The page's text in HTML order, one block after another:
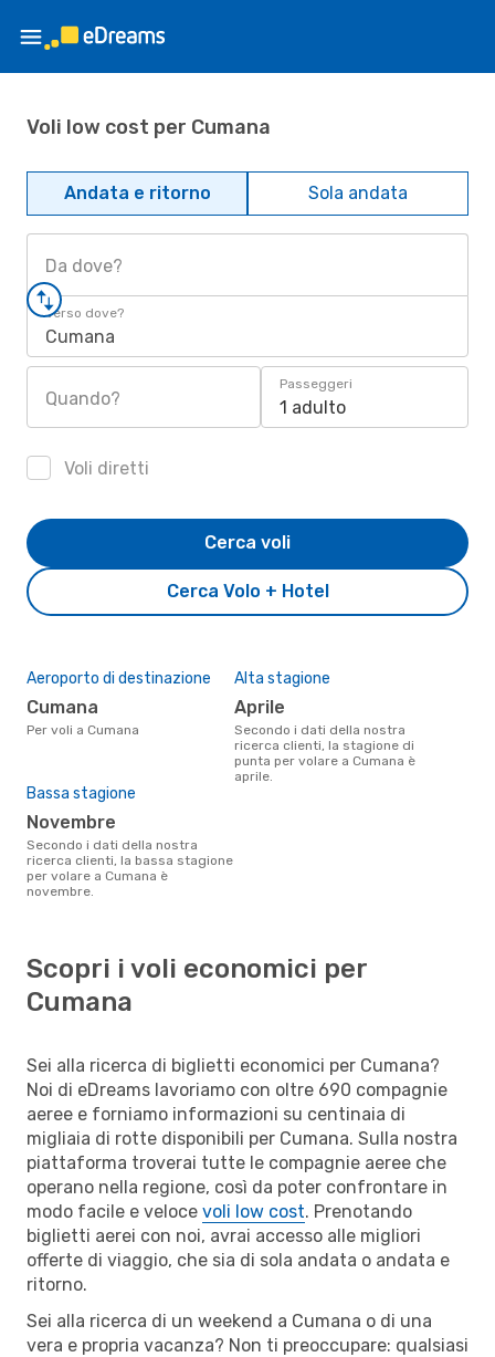
Voli low cost per Cumana
Andata e ritorno Sola andata
Da dove?
Verso dove?
Cumana
Quando?
Passeggeri
1 adulto
Voli diretti
Cerca Volo + Hotel
Cerca voli
Aeroporto di destinazione
Cumana
Per voli a Cumana
Alta stagione
aprile
Secondo i dati della nostra
ricerca clienti, la stagione di
punta per volare a Cumana è
aprile.
Bassa stagione
novembre
Secondo i dati della nostra
ricerca clienti, la bassa stagione
per volare a Cumana è
novembre.
Scopri i voli economici per
Cumana
Sei alla ricerca di biglietti economici per Cumana?
Noi di eDreams lavoriamo con oltre 690 compagnie
aeree e forniamo informazioni su centinaia di
migliaia di rotte disponibili per Cumana. Sulla nostra
piattaforma troverai tutte le compagnie aeree che
operano nella regione, così da poter confrontare in
modo facile e veloce voli low cost. Prenotando
biglietti aerei con noi, avrai accesso alle migliori
offerte di viaggio, che sia di sola andata o andata e
ritorno.
Sei alla ricerca di un weekend a Cumana o di una
vera e propria vacanza? Non ti preoccupare: qualsiasi